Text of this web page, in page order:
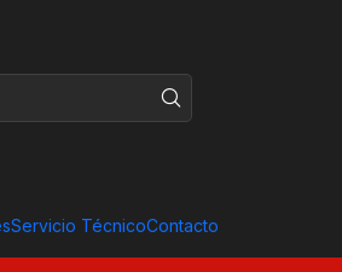
Servicio TécnicoContacto